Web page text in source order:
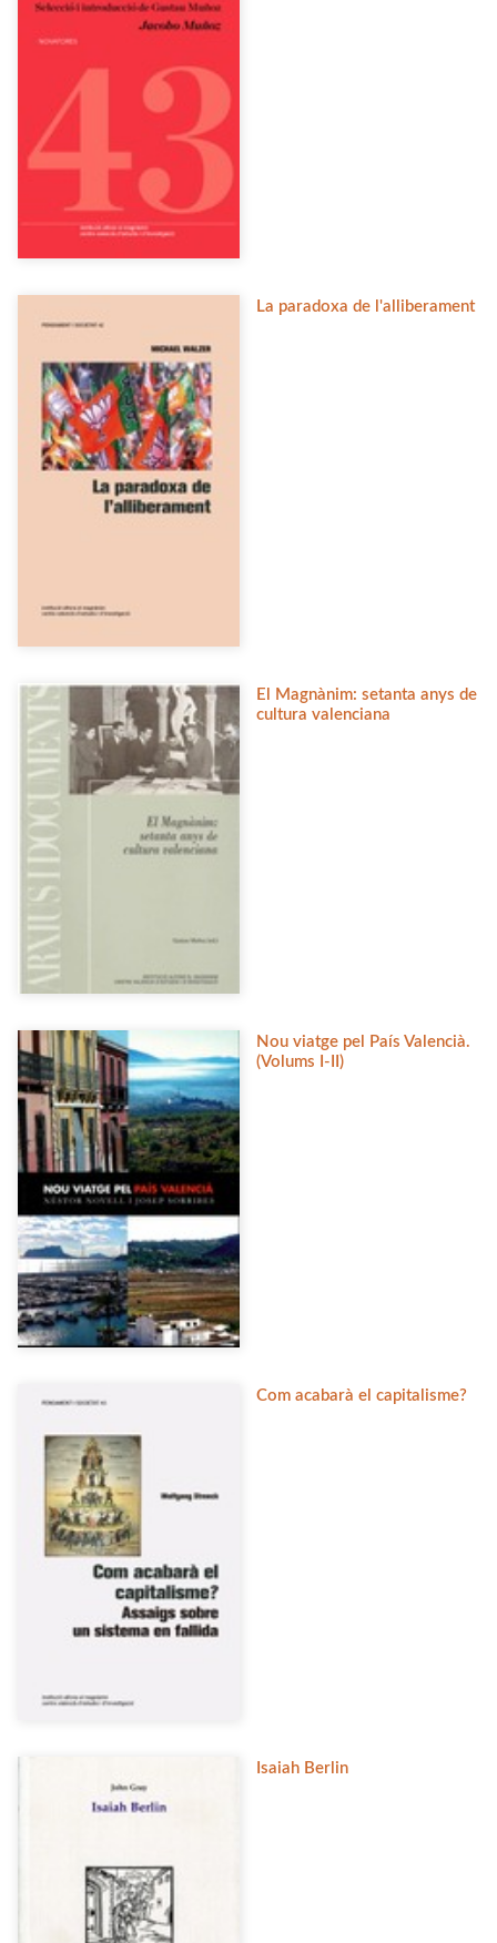
La paradoxa de l'alliberament
El Magnànim: setanta anys de
cultura valenciana
Nou viatge pel País Valencià.
(Volums I-II)
Com acabarà el capitalisme?
Isaiah Berlin